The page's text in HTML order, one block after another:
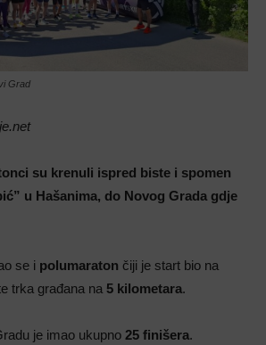
Grad
su krenuli ispred biste i spomen
u Hašanima, do Novog Grada gdje
se i polumaraton čiji je start bio na
trka građana na 5 kilometara.
je imao ukupno 25 finišera.